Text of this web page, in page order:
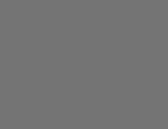
- Automotive